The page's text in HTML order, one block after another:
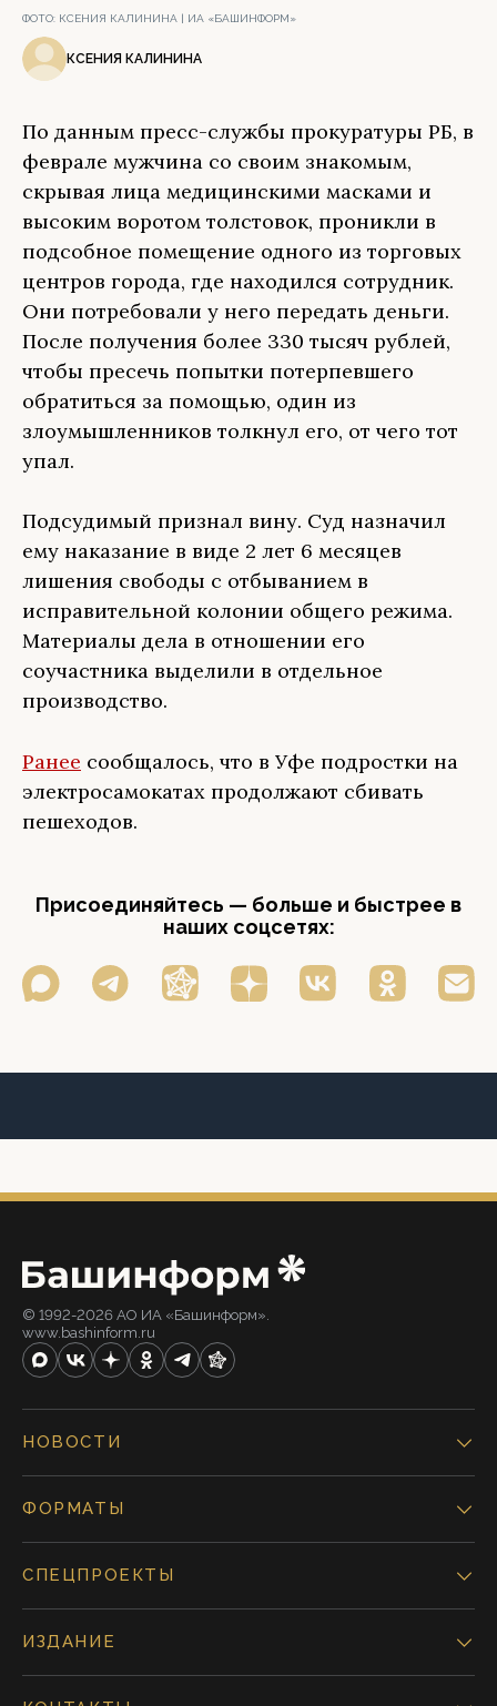
ФОТО: КСЕНИЯ КАЛИНИНА | ИА «БАШИНФОРМ»
КСЕНИЯ КАЛИНИНА
По данным пресс-службы прокуратуры РБ, в
феврале мужчина со своим знакомым,
скрывая лица медицинскими масками и
высоким воротом толстовок, проникли в
подсобное помещение одного из торговых
центров города, где находился сотрудник.
Они потребовали у него передать деньги.
После получения более 330 тысяч рублей,
чтобы пресечь попытки потерпевшего
обратиться за помощью, один из
злоумышленников толкнул его, от чего тот
упал.
Подсудимый признал вину. Суд назначил
ему наказание в виде 2 лет 6 месяцев
лишения свободы с отбыванием в
исправительной колонии общего режима.
Материалы дела в отношении его
соучастника выделили в отдельное
производство.
Ранее сообщалось, что в Уфе подростки на
электросамокатах продолжают сбивать
пешеходов.
Присоединяйтесь — больше и быстрее в
наших соцсетях:
© 1992-2026 АО ИА «Башинформ».
www.bashinform.ru
НОВОСТИ
ФОРМАТЫ
СПЕЦПРОЕКТЫ
ИЗДАНИЕ